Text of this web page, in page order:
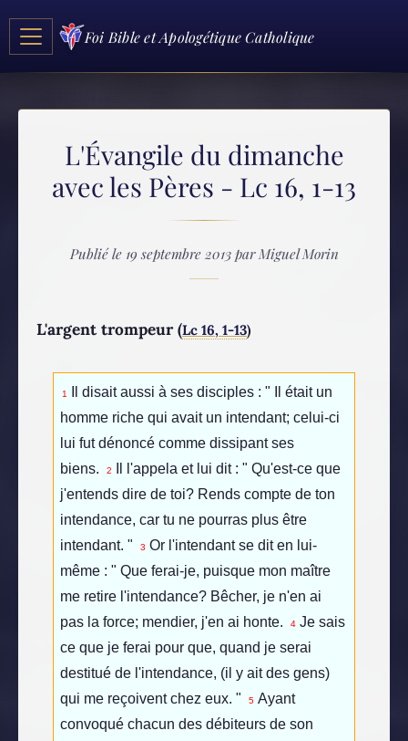
Foi Bible et Apologétique Catholique
L'Évangile du dimanche
avec les Pères - Lc 16, 1-13
Publié le 19 septembre 2013 par Miguel Morin
L'argent trompeur (Lc 16, 1-13)
1
Il disait aussi à ses disciples : " Il était un
homme riche qui avait un intendant; celui-ci
lui fut dénoncé comme dissipant ses
biens.
2
Il l'appela et lui dit : " Qu'est-ce que
j'entends dire de toi? Rends compte de ton
intendance, car tu ne pourras plus être
intendant. "
3 Or l'intendant se dit en lui-
même : " Que ferai-je, puisque mon maître
me retire l'intendance? Bêcher, je n'en ai
pas la force; mendier, j'en ai honte.
4 Je sais
ce que je ferai pour que, quand je serai
destitué de l'intendance, (il y ait des gens)
qui me reçoivent chez eux. "
5 Ayant
convoqué chacun des débiteurs de son